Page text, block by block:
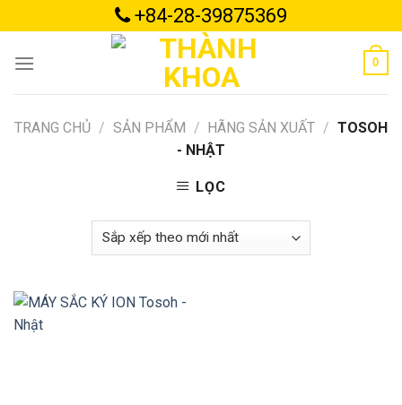
to
content
+84-28-39875369
0
TRANG CHỦ / SẢN PHẨM / HÃNG SẢN XUẤT / TOSOH
- NHẬT
LỌC